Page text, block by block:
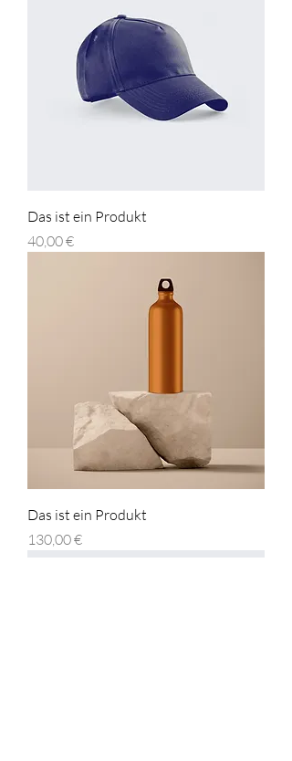
Das ist ein Produkt
Preis
40,00 €
Das ist ein Produkt
Preis
130,00 €